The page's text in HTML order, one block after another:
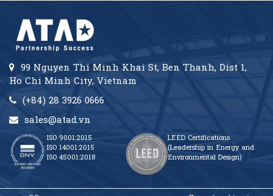
99 Nguyen Thi Minh Khai St, Ben Thanh, Dist 1,
Ho Chi Minh City, Vietnam
(+84) 28 3926 0666
sales@atad.vn
ISO 9001:2015
ISO 14001:2015
ISO 45001:2018
LEED Certifications
(Leadership in Energy and
Environmental Design)